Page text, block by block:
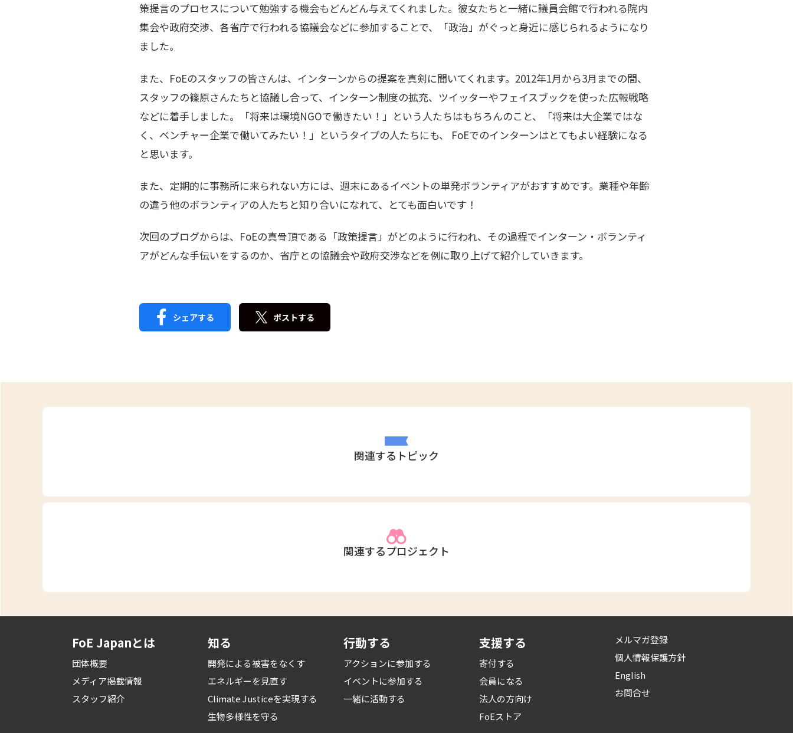
策提言のプロセスについて勉強する機会もどんどん与えてくれました。彼女たちと一緒に議員会館で行われる院内
集会や政府交渉、各省庁で行われる協議会などに参加することで、「政治」がぐっと身近に感じられるようになり
ました。
また、FoEのスタッフの皆さんは、インターンからの提案を真剣に聞いてくれます。2012年1月から3月までの間、
スタッフの篠原さんたちと協議し合って、インターン制度の拡充、ツイッターやフェイスブックを使った広報戦略
などに着手しました。「将来は環境NGOで働きたい！」という人たちはもちろんのこと、「将来は大企業ではな
く、ベンチャー企業で働いてみたい！」というタイプの人たちにも、 FoEでのインターンはとてもよい経験になる
と思います。
また、定期的に事務所に来られない方には、週末にあるイベントの単発ボランティアがおすすめです。業種や年齢
の違う他のボランティアの人たちと知り合いになれて、とても面白いです！
次回のブログからは、FoEの真骨頂である「政策提言」がどのように行われ、その過程でインターン・ボランティ
アがどんな手伝いをするのか、省庁との協議会や政府交渉などを例に取り上げて紹介していきます。
シェアする ポストする
関連するトピック
関連するプロジェクト
FoE Japanとは
団体概要
メディア掲載情報
スタッフ紹介
知る
開発による被害をなくす
エネルギーを見直す
Climate Justiceを実現する
生物多様性を守る
行動する
アクションに参加する
イベントに参加する
一緒に活動する
支援する
寄付する
会員になる
法人の方向け
FoEストア
メルマガ登録
個人情報保護方針
English
お問合せ